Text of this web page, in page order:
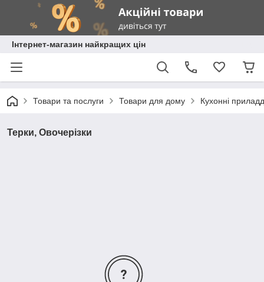
Інтернет-магазин найкращих цін
Товари та послуги Товари для дому Кухонні
Терки, Овочерізки